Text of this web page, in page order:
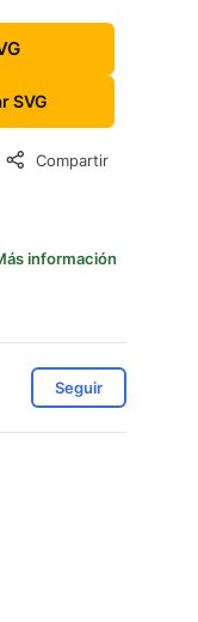
SVG
Compartir
información
Seguir